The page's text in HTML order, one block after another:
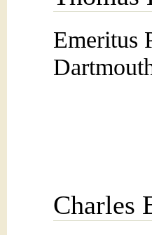
Emeritus
Charles